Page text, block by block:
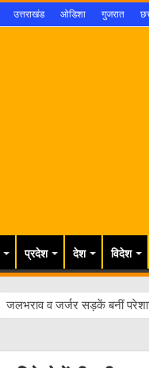
उत्तराखंड ओडिशा गुजरात
प्रदेश देश विदेश
जलभराव व जर्जर सड़कें बनीं